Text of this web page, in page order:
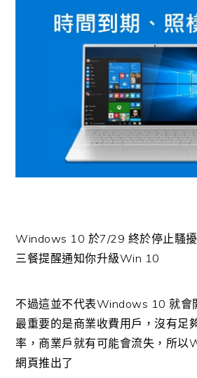
Windows 10 於7/29 終於停止騷
三餐提醒通知你升級Win 10
不過這並不代表Windows 10 就會
最重要的是商業收費用戶，沒有足
率，商業戶就有可能會流失，所以
網頁推出了